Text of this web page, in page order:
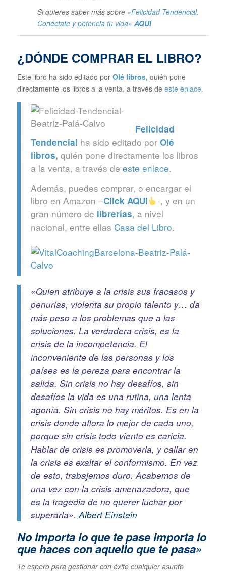
Si quieres saber más sobre «Felicidad Tendencial.
Conéctate y potencia tu vida» AQUI
¿DÓNDE COMPRAR EL LIBRO?
Este libro ha sido editado por Olé libros, quién pone
directamente los libros a la venta, a través de este enlace.
Felicidad
Tendencial ha sido editado por Olé
libros, quién pone directamente los libros
a la venta, a través de este enlace.
Además, puedes comprar, o encargar el
libro en Amazon –Click AQUI
-, y en un
gran número de librerías, a nivel
nacional, entre ellas Casa del Libro.
«Quien atribuye a la crisis sus fracasos y
penurias, violenta su propio talento y… da
más peso a los problemas que a las
soluciones. La verdadera crisis, es la
crisis de la incompetencia. El
inconveniente de las personas y los
países es la pereza para encontrar la
salida. Sin crisis no hay desafíos, sin
desafíos la vida es una rutina, una lenta
agonía. Sin crisis no hay méritos. Es en la
crisis donde aflora lo mejor de cada uno,
porque sin crisis todo viento es caricia.
Hablar de crisis es promoverla, y callar en
la crisis es exaltar el conformismo. En vez
de esto, trabajemos duro. Acabemos de
una vez con la crisis amenazadora, que
es la tragedia de no querer luchar por
superarla».Albert Einstein
No importa lo que te pase importa lo
que haces con aquello que te pasa»
Te espero para gestionar con éxito cualquier asunto